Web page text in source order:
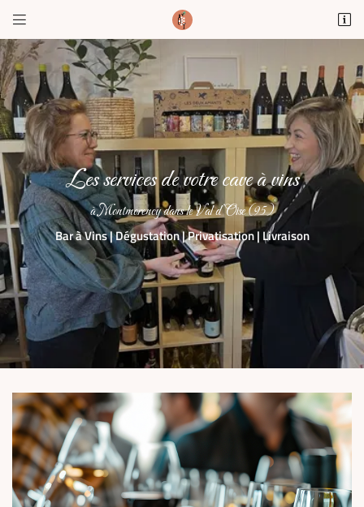
 
95160 MONTMORENCY
01 34 12 62 73
 Adresse email de réception
 Recopier le code ci-contre
Rafraîchir le captcha
En cochant cette case, vous consentez à recevoir nos propositions commerciales à
l'adresse email indiqué ci-dessus. Vous pouvez vous désinscrire à tout moment en
utilisantle formulaire de désinscription.
INSCRIPTION
Les services de votre cave à vins
à Montmorency dans le Val d’Oise (95)
Bar à Vins | Dégustation | Privatisation | Livraison